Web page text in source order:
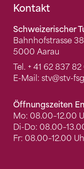
Fusszeile
Kontakt
Schweizerischer
Bahnhofstrasse 38
5000 Aarau
Tel. + 41 62 837
E-Mail: stv@stv-
Öffnungszeiten
Mo: 08.00–12.00
Di-Do:
Fr: 08.00–12.00